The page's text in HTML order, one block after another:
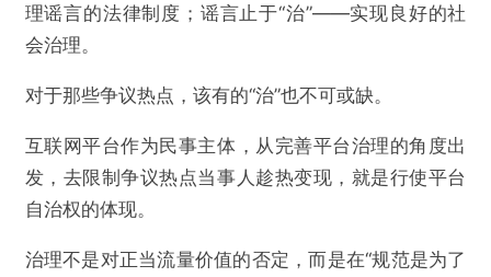
提交
理谣言的法律制度；谣言止于“治”——实现良好的社
会治理。
对于那些争议热点，该有的“治”也不可或缺。
互联网平台作为民事主体，从完善平台治理的角度出
发，去限制争议热点当事人趁热变现，就是行使平台
自治权的体现。
治理不是对正当流量价值的否定，而是在“规范是为了